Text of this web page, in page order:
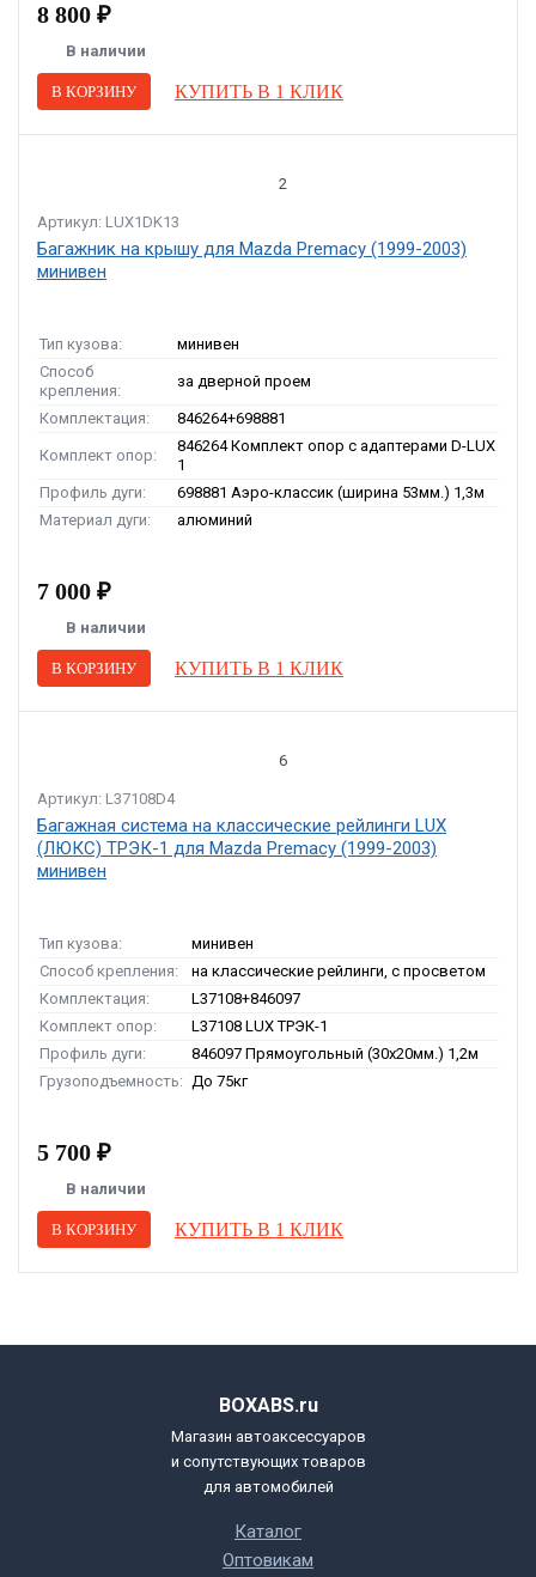
8 800 ₽
В наличии
В КОРЗИНУ КУПИТЬ В 1 КЛИК
2
Артикул: LUX1DK13
Багажник на крышу для Mazda Premacy (1999-2003)
минивен
Тип кузова:
минивен
Способ
крепления:
за дверной проем
Комплектация: 846264+698881
Комплект опор:
846264 Комплект опор с адаптерами D-LUX
1
Профиль дуги:
698881 Аэро-классик (ширина 53мм.) 1,3м
Материал дуги:
алюминий
7 000 ₽
В наличии
В КОРЗИНУ КУПИТЬ В 1 КЛИК
6
Артикул: L37108D4
Багажная система на классические рейлинги LUX
(ЛЮКС) ТРЭК-1 для Mazda Premacy (1999-2003)
минивен
Тип кузова:
минивен
Способ крепления:
на классические рейлинги, с просветом
Комплектация:
L37108+846097
Комплект опор:
L37108 LUX ТРЭК-1
Профиль дуги:
846097 Прямоугольный (30x20мм.) 1,2м
Грузоподъемность: До 75кг
5 700 ₽
В наличии
В КОРЗИНУ КУПИТЬ В 1 КЛИК
BOXABS.ru
Магазин автоаксессуаров
и сопутствующих товаров
для автомобилей
Каталог
Оптовикам